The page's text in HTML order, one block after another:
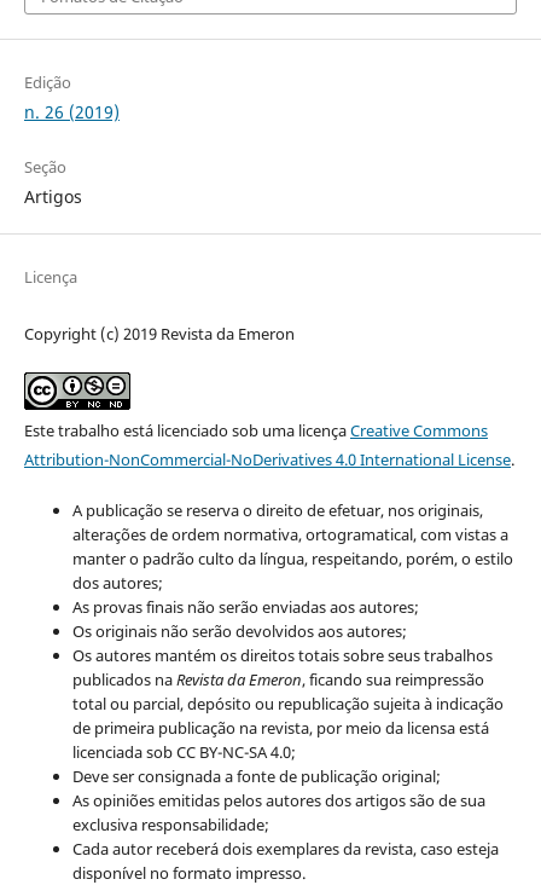
Edição
n. 26 (2019)
Seção
Artigos
Licença
Copyright (c) 2019 Revista da Emeron
Este trabalho está licenciado sob uma licençaCreative Commons
Attribution-NonCommercial-NoDerivatives 4.0 International License.
A publicação se reserva o direito de efetuar, nos originais,
alterações de ordem normativa, ortogramatical, com vistas a
manter o padrão culto da língua, respeitando, porém, o estilo
dos autores;
As provas finais não serão enviadas aos autores;
Os originais não serão devolvidos aos autores;
Os autores mantém os direitos totais sobre seus trabalhos
publicados naRevista da Emeron, ficando sua reimpressão
total ou parcial, depósito ou republicação sujeita à indicação
de primeira publicação na revista, por meio da licensa está
licenciada sob CC BY-NC-SA 4.0;
Deve ser consignada a fonte de publicação original;
As opiniões emitidas pelos autores dos artigos são de sua
exclusiva responsabilidade;
Cada autor receberá dois exemplares da revista, caso esteja
disponível no formato impresso.